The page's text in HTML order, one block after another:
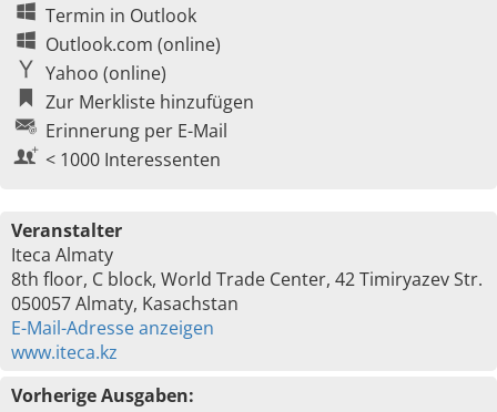
Termin in Outlook
Outlook.com (online)
Yahoo (online)
Zur Merkliste hinzufügen
Erinnerung per E-Mail
< 1000 Interessenten
Veranstalter
Iteca Almaty
8th floor, C block, World Trade Center, 42 Timiryazev Str.
050057 Almaty, Kasachstan
E-Mail-Adresse anzeigen
www.iteca.kz
Vorherige Ausgaben: